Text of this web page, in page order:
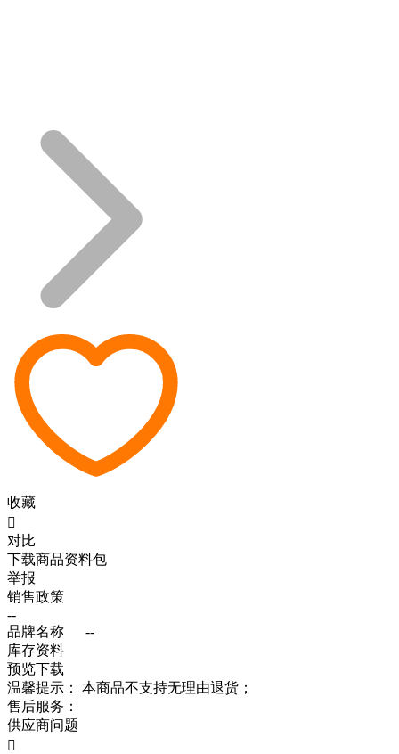
收藏

对比
下载商品资料包
举报
销售政策
--
品牌名称
--
库存资料
预览下载
温馨提示：
本商品不支持无理由退货；
售后服务：
供应商问题
